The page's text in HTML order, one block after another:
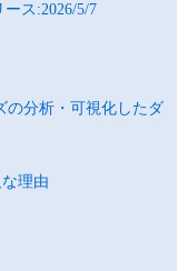
ース:2026/5/7
の分析・可視化したダ
理由